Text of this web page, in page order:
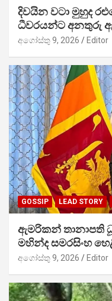
දිවයින වටා මුහුද
ධීවරයන්ට අනතුරු
අගෝස්තු 9, 2026 Editor
GOSSIP LEAD STORY
ඇමරිකන් තානාපති
මහින්ද සමරසිංහ
අගෝස්තු 9, 2026 Editor